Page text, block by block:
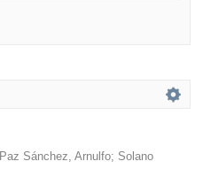
Paz Sánchez, Arnulfo; Solano